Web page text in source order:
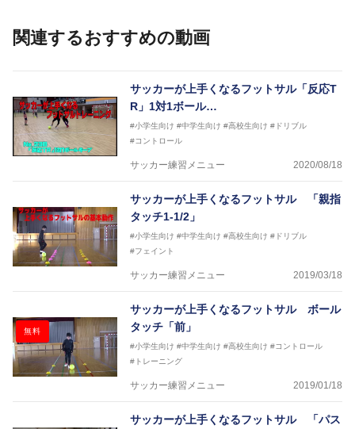
2012年 - 2014年 湘南ベルマーレフットサルクラブ 監
2015年 - 2017年 スーパースポーツゼビオFリーグア
ンバサダー
2020年 -東京ヴェルディフットサルチームＳＤ（総監
サッカーが上手くなるために始めたフットサル
今までと比べ物にならない位サッカーが上手くなり、
その過程でフットサルの奥深さに魅了されフットサル
そのフットサルで、日本代表、イタリアセリエＡでプ
レーをするまでになった経験を、より多くの子供たち
に伝えさせて頂く為に今回参加させていただきました
関連するおすすめの動画
サッカーが上手くなるフットサル「反応T
R」1対1ボール…
#小学生向け #中学生向け #高校生向け #ドリブル
#コントロール
サッカー練習メニュー 2020/08/18
サッカーが上手くなるフットサル 「親指
タッチ1-1/2」
#小学生向け #中学生向け #高校生向け #ドリブル
#フェイント
サッカー練習メニュー 2019/03/18
無料
サッカーが上手くなるフットサル ボール
タッチ「前」
#小学生向け #中学生向け #高校生向け #コントロール
#トレーニング
サッカー練習メニュー 2019/01/18
サッカーが上手くなるフットサル 「パス